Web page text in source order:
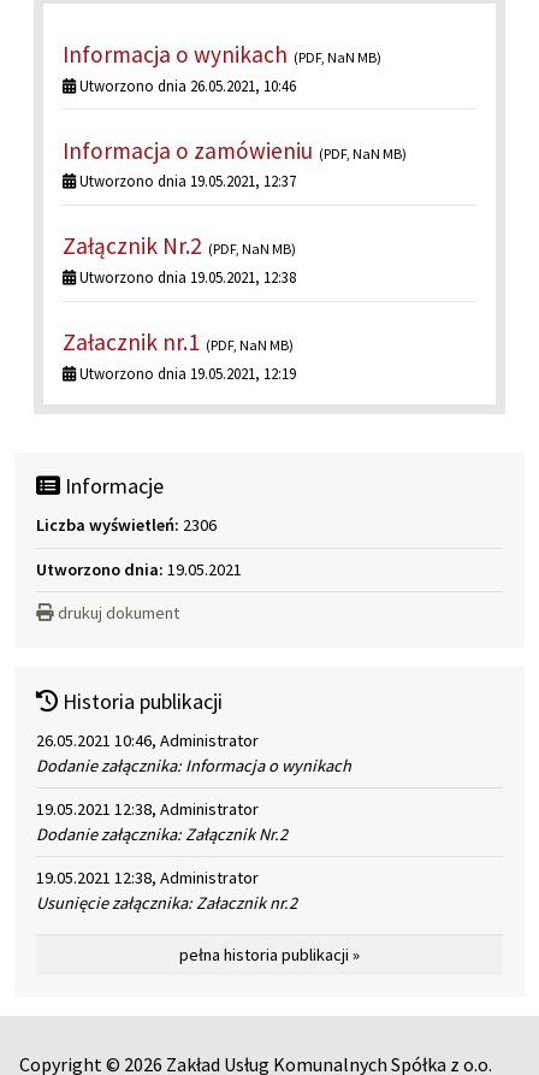
Informacja o wynikach (PDF, NaN MB)
Utworzono dnia 26.05.2021, 10:46
Informacja o zamówieniu (PDF, NaN MB)
Utworzono dnia 19.05.2021, 12:37
Załącznik Nr.2 (PDF, NaN MB)
Utworzono dnia 19.05.2021, 12:38
Załacznik nr.1 (PDF, NaN MB)
Utworzono dnia 19.05.2021, 12:19
Informacje
Liczba wyświetleń: 2306
Utworzono dnia: 19.05.2021
drukuj dokument
Historia publikacji
26.05.2021 10:46, Administrator
Dodanie załącznika: Informacja o wynikach
19.05.2021 12:38, Administrator
Dodanie załącznika: Załącznik Nr.2
19.05.2021 12:38, Administrator
Usunięcie załącznika: Załacznik nr.2
pełna historia publikacji »
Copyright © 2026 Zakład Usług Komunalnych Spółka z o.o.